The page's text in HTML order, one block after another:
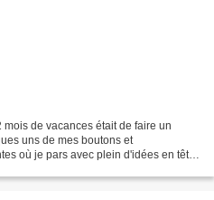
de vacances était de faire un
uns de mes boutons et
où je pars avec plein d'idées en tête